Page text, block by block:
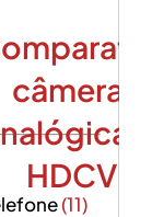
câmeras
HDCVI
(11)